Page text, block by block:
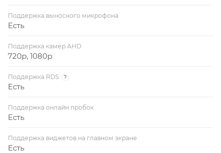
Поддержка выносного микрофона
Есть
Поддержка камер AHD
720p, 1080p
Поддержка RDS ?
Есть
Поддержка онлайн пробок
Есть
Поддержка виджетов на главном экране
Есть